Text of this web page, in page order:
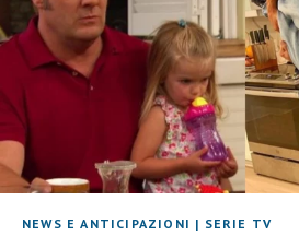
NEWS E ANTICIPAZIONI | SERIE TV